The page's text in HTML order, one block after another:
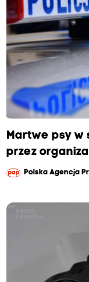
Martwe psy w
przez
Polska Agencja